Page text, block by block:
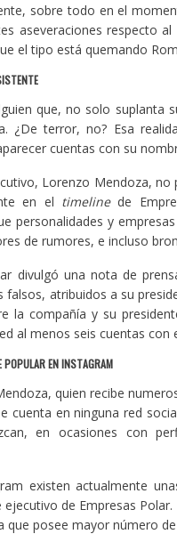
sobre todo en el
aseveraciones respecto
el tipo está quemando
que, no solo suplanta
¿De terror, no? Esa
cuentas con su
Lorenzo Mendoza, no
en el timelinede
personalidades y
de rumores, e incluso
divulgó una nota de
falsos, atribuidos a su
la compañía y su
al menos seis cuentas con
POPULAR EN INSTAGRAM
quien recibe
cuenta en ninguna red
en ocasiones con
existen actualmente
de Empresas
que posee mayor número